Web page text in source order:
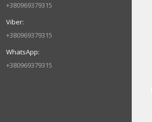
+380969379315
+380969379315
+380969379315